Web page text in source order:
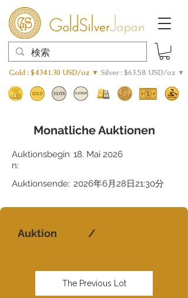
Gold : $4341.30 USD/oz ▼ Silver : $63.58 USD/oz ▼
Monatliche Auktionen
Auktionsbegin
n:
18. Mai 2026
Auktionsende: 2026年6月28日21:30分
Auktion /
The Previous Lot